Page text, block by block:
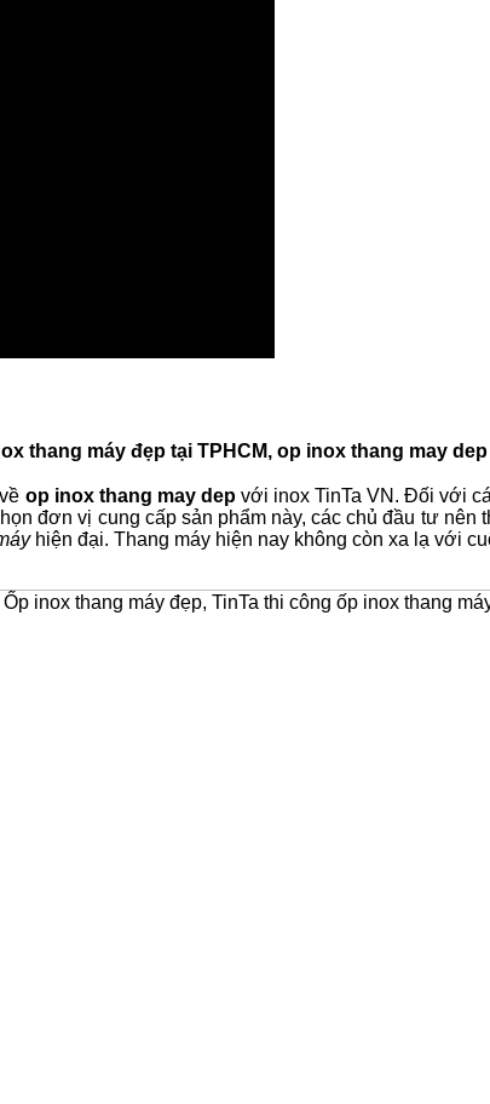
thang máy đẹp tại TPHCM, op inox thang may dep
op inox thang may depvới inox TinTa VN. Đối với
đơn vị cung cấp sản phẩm này, các chủ đầu tư
hiện đại. Thang máy hiện nay không còn xa lạ với